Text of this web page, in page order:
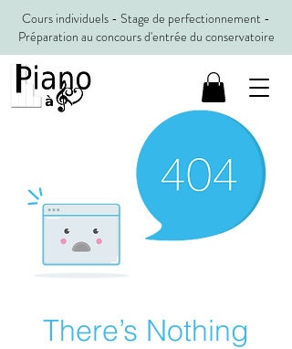
Cours individuels - Stage de perfectionnement -
Préparation au concours d'entrée du conservatoire
There’s Nothing